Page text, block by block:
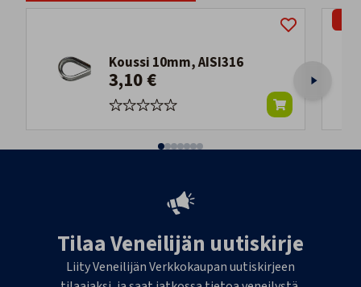
Koussi 10mm, AISI316
3,10 €
Tilaa Veneilijän uutiskirje
Liity Veneilijän Verkkokaupan uutiskirjeen